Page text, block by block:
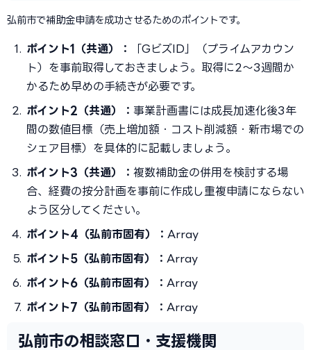
弘前市で補助金申請を成功させるためのポイントです。
ポイント1（共通）：
「GビズID」（プライムアカウン
ト）を事前取得しておきましょう。取得に2〜3週間か
かるため早めの手続きが必要です。
ポイント2（共通）： 事業計画書には成長加速化後3年
間の数値目標（売上増加額・コスト削減額・新市場での
シェア目標）を具体的に記載しましょう。
ポイント3（共通）： 複数補助金の併用を検討する場
合、経費の按分計画を事前に作成し重複申請にならない
よう区分してください。
ポイント4（弘前市固有）： Array
ポイント5（弘前市固有）： Array
ポイント6（弘前市固有）： Array
ポイント7（弘前市固有）： Array
弘前市の相談窓口・支援機関